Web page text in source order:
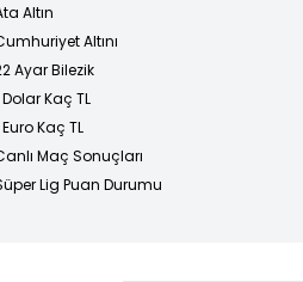
Altın
Altını
Ayar Bilezik
Dolar Kaç TL
Euro Kaç TL
Maç Sonuçları
Lig Puan Durumu